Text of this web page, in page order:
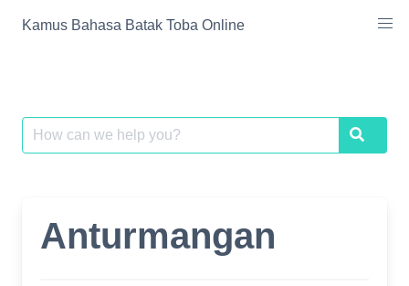
Kamus Bahasa Batak Toba Online
Search
for:
Search
Anturmangan